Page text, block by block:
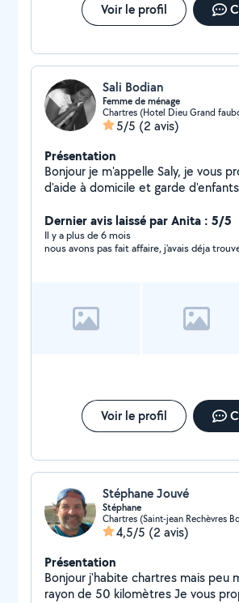
Voir le profil
Sali Bodian
Femme de ménage
Chartres (Hotel Dieu Grand
5/5 (2 avis)
Présentation
Bonjour je m'appelle Saly, je vous
d'aide à domicile et garde
Dernier avis laissé par Anita : 5/5
Il y a plus de 6 mois
nous avons pas fait affaire, j'avais déja
Voir le profil
Stéphane Jouvé
Stéphane
4,5/5 (2 avis)
Présentation
Bonjour j'habite chartres mais peu
rayon de 50 kilomètres Je vous propose mes services